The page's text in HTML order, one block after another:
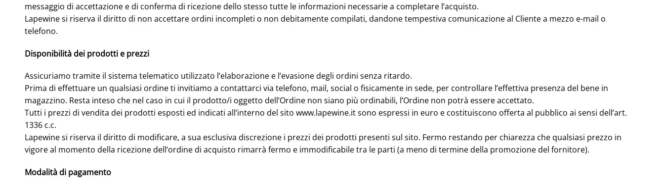
messaggio di accettazione e di conferma di ricezione dello stesso tutte le informazioni necessarie a completare l’acquisto.
Lapewine si riserva il diritto di non accettare ordini incompleti o non debitamente compilati, dandone tempestiva comunicazione al Cliente a mezzo e-mail o
telefono.
Disponibilità dei prodotti e prezzi
Assicuriamo tramite il sistema telematico utilizzato l’elaborazione e l’evasione degli ordini senza ritardo.
Prima di effettuare un qualsiasi ordine ti invitiamo a contattarci via telefono, mail, social o fisicamente in sede, per controllare l’effettiva presenza del bene in
magazzino. Resta inteso che nel caso in cui il prodotto/i oggetto dell’Ordine non siano più ordinabili, l’Ordine non potrà essere accettato.
Tutti i prezzi di vendita dei prodotti esposti ed indicati all’interno del sito www.lapewine.it sono espressi in euro e costituiscono offerta al pubblico ai sensi dell’art.
1336 c.c.
Lapewine si riserva il diritto di modificare, a sua esclusiva discrezione i prezzi dei prodotti presenti sul sito. Fermo restando per chiarezza che qualsiasi prezzo in
vigore al momento della ricezione dell’ordine di acquisto rimarrà fermo e immodificabile tra le parti (a meno di termine della promozione del fornitore).
Modalità di pagamento